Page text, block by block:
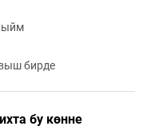
бирде
бу көнне